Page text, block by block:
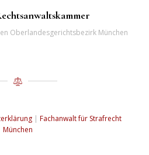
Oberlandesgerichtsbezirk München
| Fachanwalt für Strafrecht
München